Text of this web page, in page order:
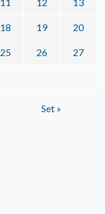
11 12 13
18 19 20
25 26 27
Set »